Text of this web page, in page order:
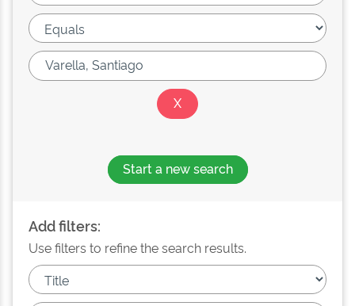
Start a new search
Add filters:
Use filters to refine the search results.